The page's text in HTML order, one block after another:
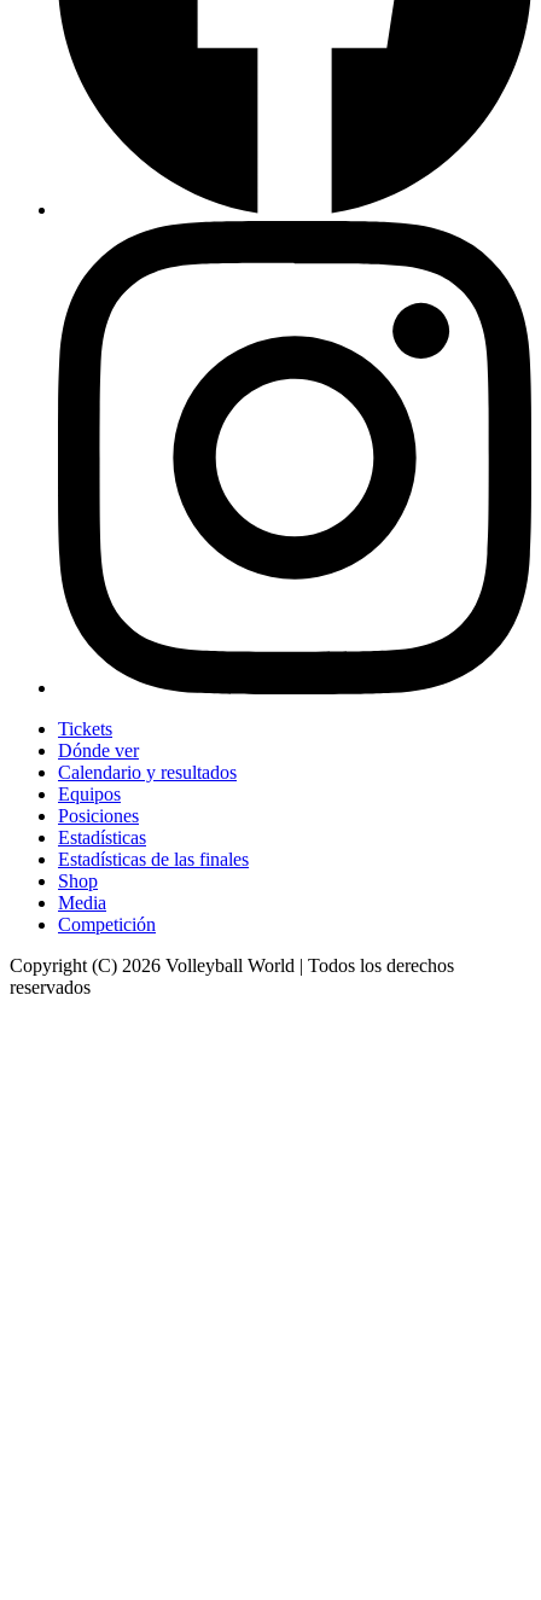
Tickets
Dónde ver
Calendario y resultados
Equipos
Posiciones
Estadísticas
Estadísticas de las finales
Shop
Media
Competición
Copyright (C) 2026 Volleyball World | Todos los derechos
reservados